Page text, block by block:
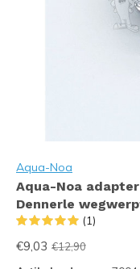
Aqua-Noa
Aqua-Noa
Dennerle
(1)
€9,03 €12,90